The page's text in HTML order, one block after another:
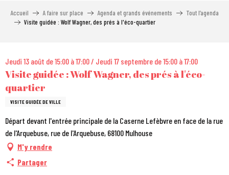
Accueil A faire sur place Agenda et grands événements
Tout l’agenda
Visite guidée : Wolf Wagner, des prés à l'éco-quartier
Jeudi 13 août de 15:00 à 17:00 / Jeudi 17 septembre de 15:00 à 17:00
Visite guidée : Wolf Wagner, des prés à l'éco-
quartier
VISITE GUIDÉE DE VILLE
Départ devant l'entrée principale de la Caserne Lefèbvre en face de la rue
de l'Arquebuse, rue de l'Arquebuse, 68100 Mulhouse
M'y rendre
Partager